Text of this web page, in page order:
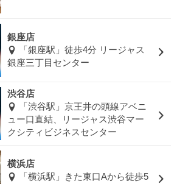
銀座店
「銀座駅」徒歩4分 リージャス
銀座三丁目センター
渋谷店
「渋谷駅」京王井の頭線アベニ
ュー口直結、リージャス渋谷マー
クシティビジネスセンター
横浜店
「横浜駅」きた東口Aから徒歩5